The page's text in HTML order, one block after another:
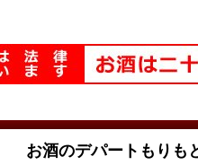
お酒のデパートもりも